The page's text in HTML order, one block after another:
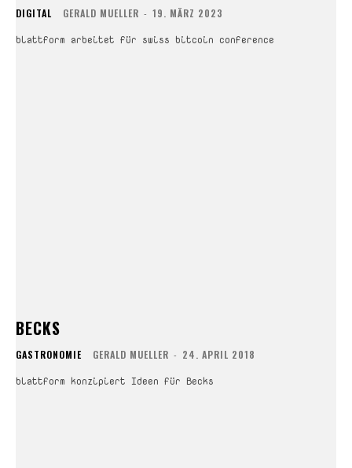
DIGITAL GERALD MUELLER - 19. MÄRZ 2023
blattform arbeitet für swiss bitcoin conference
BECKS
GASTRONOMIE GERALD MUELLER - 24. APRIL 2018
blattform konzipiert Ideen für Becks